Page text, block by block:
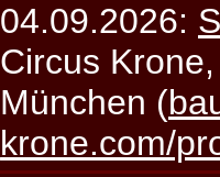
04.09.2026:
Circus
München (
krone.com/